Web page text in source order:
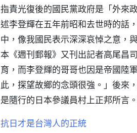
指責光復後的國民黨政府是「外來
述李登輝在五年前昭和去世時的話
中，像我國民表示深深哀悼之意，
本《週刊郵報》又刊出記者高尾昌
育，而李登輝的哥哥也因是帝國陸
此，探望故鄉的念頭很強。」後來
是隨行的日本參議員村上正邦所言
抗日才是台灣人的正統